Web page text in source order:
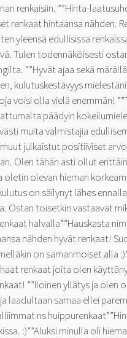
renkaisiin. ””Hinta-
renkaat hintaansa nähden.
yleensä edullisissa
Tulen todennäköisesti
””Hyvät ajaa sekä
kulutuskestävyys mielestäni
voisi olla vielä enemmän!
päädyin
muita valmistajia
julkaistut positiiviset
Olen tähän asti ollut
oletin olevan hieman
on säilynyt lähes
Ostan toisetkin vastaavat
halvalla””Hauskasta
nähden hyvät renkaat!
on samanmoiset alla
renkaat joita olen
””Iloinen yllätys ja olen
laadultaan samaa ellei
ns
:)””Aluksi minulla oli